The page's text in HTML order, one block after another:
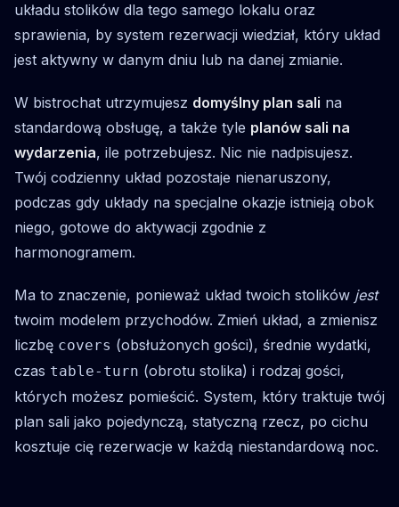
układu stolików dla tego samego lokalu oraz
sprawienia, by system rezerwacji wiedział, który układ
jest aktywny w danym dniu lub na danej zmianie.
W bistrochat utrzymujesz domyślny plan sali na
standardową obsługę, a także tyle planów sali na
wydarzenia, ile potrzebujesz. Nic nie nadpisujesz.
Twój codzienny układ pozostaje nienaruszony,
podczas gdy układy na specjalne okazje istnieją obok
niego, gotowe do aktywacji zgodnie z
harmonogramem.
Ma to znaczenie, ponieważ układ twoich stolików jest
twoim modelem przychodów. Zmień układ, a zmienisz
liczbę covers (obsłużonych gości), średnie wydatki,
czas table-turn (obrotu stolika) i rodzaj gości,
których możesz pomieścić. System, który traktuje twój
plan sali jako pojedynczą, statyczną rzecz, po cichu
kosztuje cię rezerwacje w każdą niestandardową noc.